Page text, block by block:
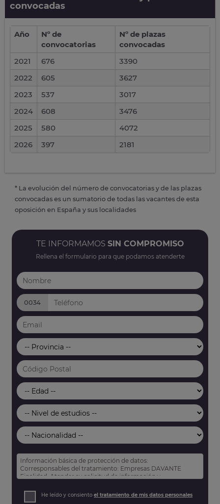
convocadas
Año
Nº de
convocatorias
Nº de plazas
convocadas
2021
676
3390
2022
605
3627
2023
537
3017
2024
608
3476
2025
580
4072
2026
397 2181
* La evolución del número de convocatorias y de las plazas
convocadas es un sumatorio de todas las vacantes de esta
oposición en España y sus localidades
TE INFORMAMOS SIN COMPROMISO
Rellena el formulario para que podamos atenderte
0034
Información básica de protección de datos:
Corresponsables del tratamiento: Empresas DAVANTE
Finalidad: Atender su solicitud de información y
Derechos: Puede acceder, rectificar y suprimir sus datos,
así como otros derechos tal y como se explica en nuestra
He leído y consiento el tratamiento de mis datos personales